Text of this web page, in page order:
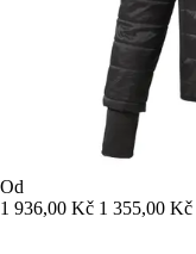
Od
1 936,00 Kč 1 355,00 Kč